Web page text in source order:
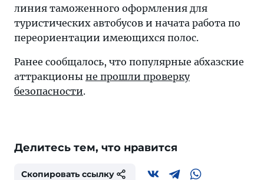
линия таможенного оформления для
туристических автобусов и начата работа по
переориентации имеющихся полос.
Ранее сообщалось, что популярные абхазские
аттракционы не прошли проверку
безопасности.
Делитесь тем, что нравится
Скопировать ссылку